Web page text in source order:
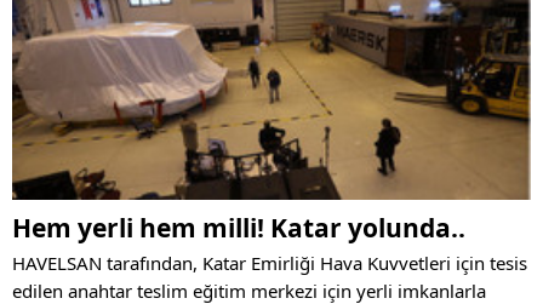
Hem yerli hem milli! Katar yolunda..
HAVELSAN tarafından, Katar Emirliği Hava Kuvvetleri için tesis
edilen anahtar teslim eğitim merkezi için yerli imkanlarla